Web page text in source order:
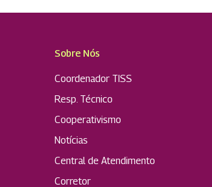
Sobre Nós
Coordenador TISS
Resp. Técnico
Cooperativismo
Notícias
Central de Atendimento
Corretor